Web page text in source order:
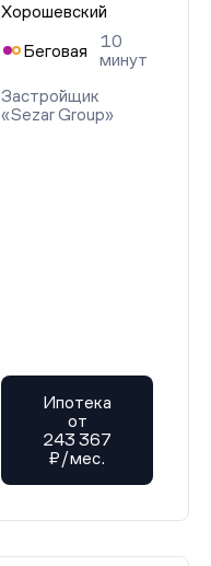
Хорошевский
Беговая
10
минут
Застройщик
«Sezar Group»
Ипотека
от
243 367
₽/мес.